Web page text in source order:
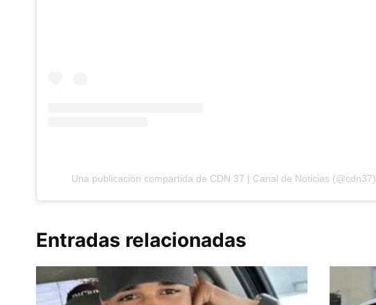
Una publicación compartida de CDN 37 | Canal de Noticias (@cdn37)
Entradas relacionadas